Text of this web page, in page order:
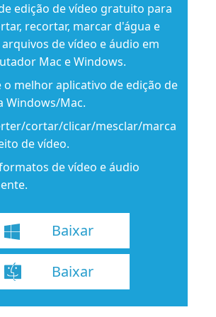
edição de vídeo gratuito para
recortar, marcar d'água e
de vídeo e áudio em
Mac e Windows.
o melhor aplicativo de edição de
Windows/Mac.
cortar/clicar/mesclar/marca
de vídeo.
de vídeo e áudio
Baixar
Baixar